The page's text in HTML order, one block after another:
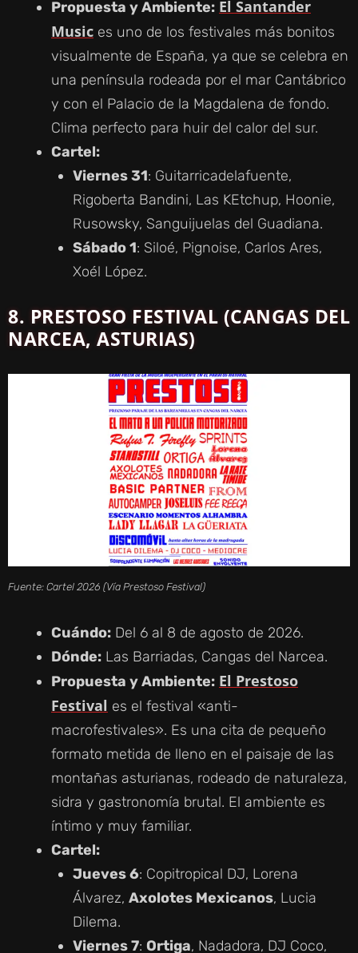
Propuesta y Ambiente: El Santander
Music es uno de los festivales más bonitos
visualmente de España, ya que se celebra en
una península rodeada por el mar Cantábrico
y con el Palacio de la Magdalena de fondo.
Clima perfecto para huir del calor del sur.
Cartel:
Viernes 31: Guitarricadelafuente,
Rigoberta Bandini, Las KEtchup, Hoonie,
Rusowsky, Sanguijuelas del Guadiana.
Sábado 1: Siloé, Pignoise, Carlos Ares,
Xoél López.
8. PRESTOSO FESTIVAL (CANGAS DEL
NARCEA, ASTURIAS)
Fuente: Cartel 2026 (Vía Prestoso Festival)
Cuándo: Del 6 al 8 de agosto de 2026.
Dónde: Las Barriadas, Cangas del Narcea.
Propuesta y Ambiente: El Prestoso
Festival es el festival «anti-
macrofestivales». Es una cita de pequeño
formato metida de lleno en el paisaje de las
montañas asturianas, rodeado de naturaleza,
sidra y gastronomía brutal. El ambiente es
íntimo y muy familiar.
Cartel:
Jueves 6: Copitropical DJ, Lorena
Álvarez, Axolotes Mexicanos, Lucia
Dilema.
Viernes 7: Ortiga, Nadadora, DJ Coco,